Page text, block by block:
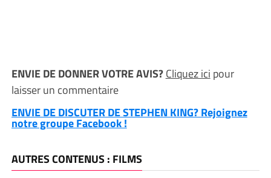
ENVIE DE DONNER VOTRE AVIS?Cliquez ici pour
laisser un commentaire
ENVIE DE DISCUTER DE STEPHEN KING? Rejoignez
notre groupe Facebook !
AUTRES CONTENUS : FILMS